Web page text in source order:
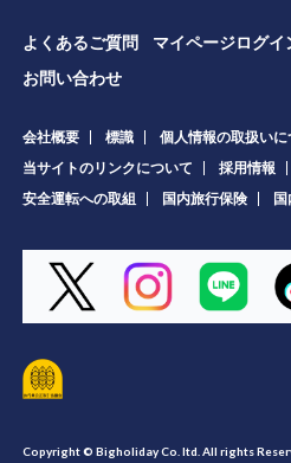
よくあるご質問
マイページログイ
お問い合わせ
会社概要 標識
個人情報の取扱いに
当サイトのリンクについて
採用情報
安全運転への取組
国内旅行保険
Copyright © Bigholiday Co. ltd. All rights